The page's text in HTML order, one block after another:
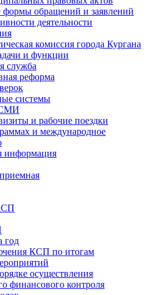
формы обращений и заявлений
деятельности
комиссия города Кургана
и функции
служба
реформа
системы
и рабочие поездки
и международное
информация
год
КСП по итогам
осуществления
финансового контроля